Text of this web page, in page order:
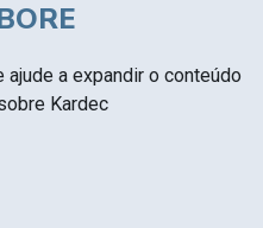
a expandir o conteúdo
Kardec